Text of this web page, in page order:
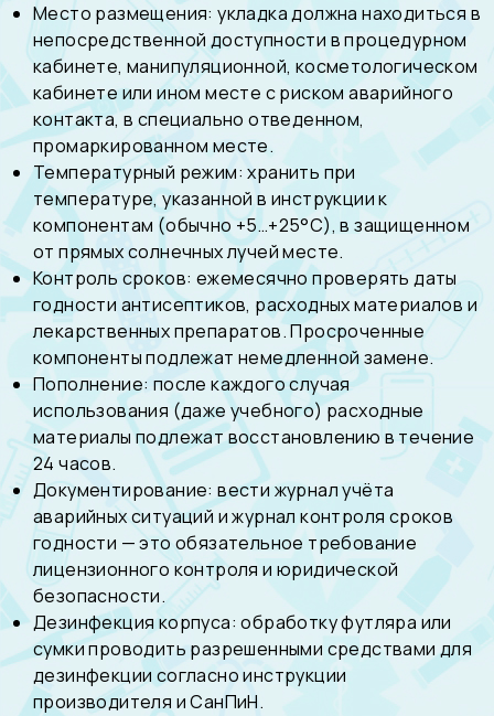
Место размещения: укладка должна находиться в
непосредственной доступности в процедурном
кабинете, манипуляционной, косметологическом
кабинете или ином месте с риском аварийного
контакта, в специально отведенном,
промаркированном месте.
Температурный режим: хранить при
температуре, указанной в инструкции к
компонентам (обычно +5…+25°С), в защищенном
от прямых солнечных лучей месте.
Контроль сроков: ежемесячно проверять даты
годности антисептиков, расходных материалов и
лекарственных препаратов. Просроченные
компоненты подлежат немедленной замене.
Пополнение: после каждого случая
использования (даже учебного) расходные
материалы подлежат восстановлению в течение
24 часов.
Документирование: вести журнал учёта
аварийных ситуаций и журнал контроля сроков
годности — это обязательное требование
лицензионного контроля и юридической
безопасности.
Дезинфекция корпуса: обработку футляра или
сумки проводить разрешенными средствами для
дезинфекции согласно инструкции
производителя и СанПиН.